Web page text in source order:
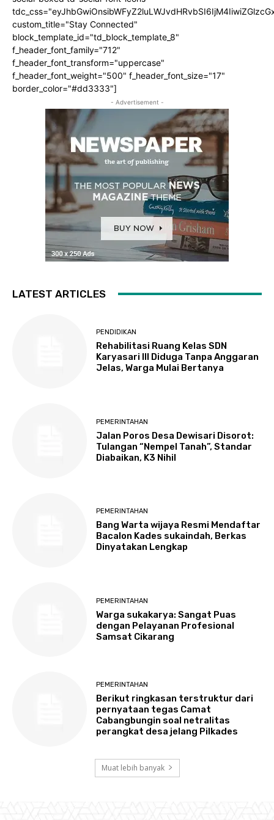
custom_title="Stay Connected"
block_template_id="td_block_template_8"
f_header_font_family="712"
f_header_font_transform="uppercase"
f_header_font_weight="500" f_header_font_size="17"
border_color="#dd3333"]
- Advertisement -
LATEST ARTICLES
PENDIDIKAN
Rehabilitasi Ruang Kelas SDN
Karyasari III Diduga Tanpa Anggaran
Jelas, Warga Mulai Bertanya
PEMERINTAHAN
Jalan Poros Desa Dewisari Disorot:
Tulangan “Nempel Tanah”, Standar
Diabaikan, K3 Nihil
PEMERINTAHAN
Bang Warta wijaya Resmi Mendaftar
Bacalon Kades sukaindah, Berkas
Dinyatakan Lengkap
PEMERINTAHAN
Warga sukakarya: Sangat Puas
dengan Pelayanan Profesional
Samsat Cikarang
PEMERINTAHAN
Berikut ringkasan terstruktur dari
pernyataan tegas Camat
Cabangbungin soal netralitas
perangkat desa jelang Pilkades
Muat lebih banyak